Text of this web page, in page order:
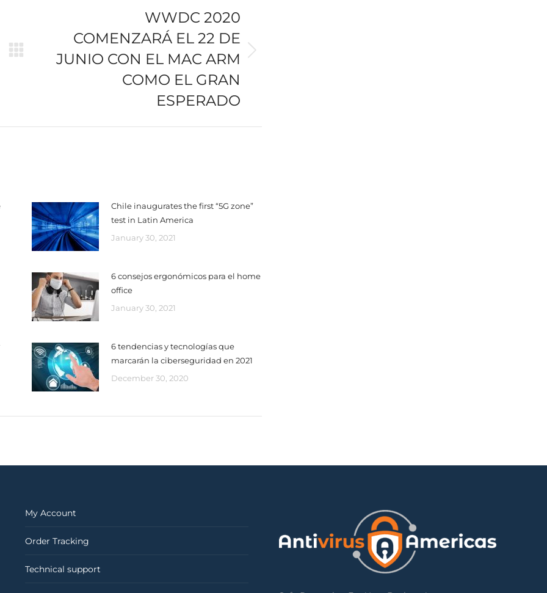
Next
WWDC 2020
COMENZARÁ EL 22 DE
JUNIO CON EL MAC ARM
COMO EL GRAN
ESPERADO
Chile inaugurates the first “5G zone”
test in Latin America
January 30, 2021
6 consejos ergonómicos para el home
office
January 30, 2021
6 tendencias y tecnologías que
marcarán la ciberseguridad en 2021
December 30, 2020
My Account
Order Tracking
Technical support